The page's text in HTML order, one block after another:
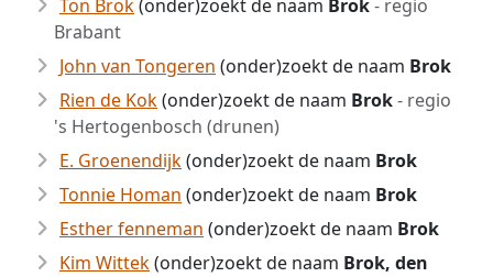
Ton Brok(onder)zoekt de naam Brok- regio
Brabant
John van Tongeren (onder)zoekt de naam Brok
Rien de Kok(onder)zoekt de naam Brok- regio
's Hertogenbosch (drunen)
E. Groenendijk(onder)zoekt de naam Brok
Tonnie Homan (onder)zoekt de naam Brok
Esther fenneman (onder)zoekt de naam Brok
Kim Wittek(onder)zoekt de naam Brok, den